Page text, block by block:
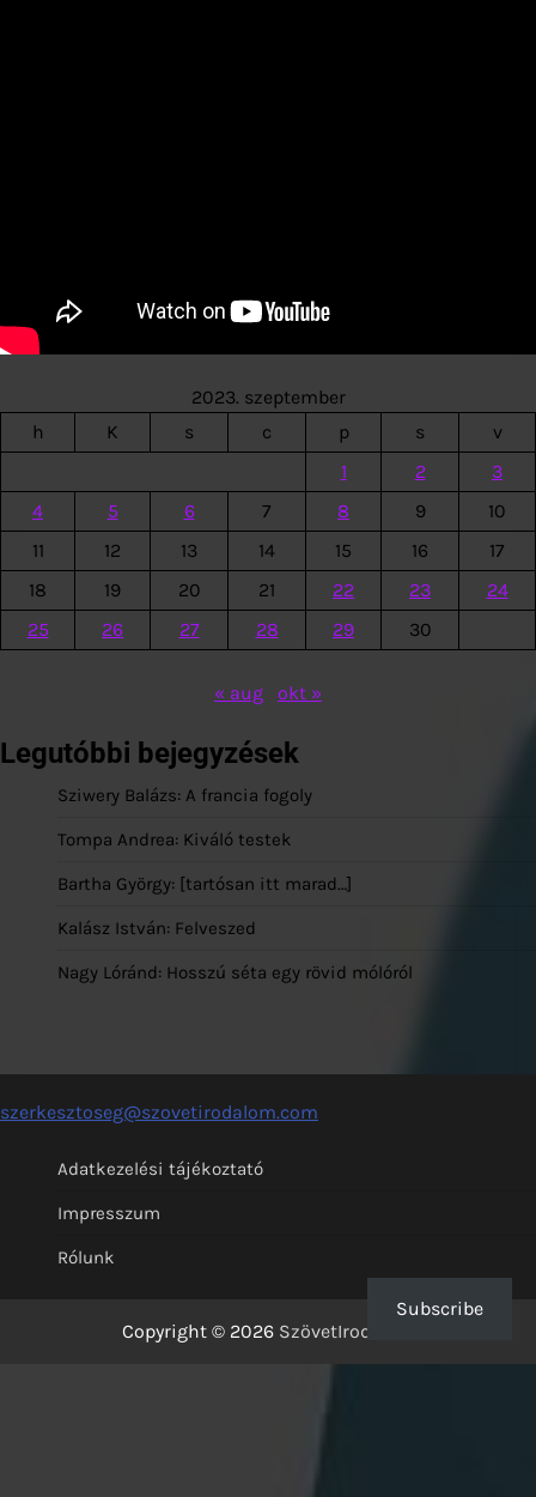
2023. szeptember
h
K s c p s
v
1
2
3
4
5 6 7 8 9
10
11
12 13 14 15 16
17
18
19 20 21 22 23
24
25
26 27 28 29 30
« aug okt »
Legutóbbi bejegyzések
Sziwery Balázs: A francia fogoly
Tompa Andrea: Kiváló testek
Bartha György: [tartósan itt marad…]
Kalász István: Felveszed
Nagy Lóránd: Hosszú séta egy rövid mólóról
szerkesztoseg@szovetirodalom.com
Adatkezelési tájékoztató
Impresszum
Rólunk
Copyright © 2026 SzövetIrodalom
Subscribe